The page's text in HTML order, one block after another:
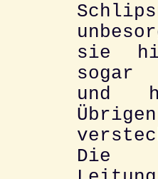
sie
sogar
und
Die